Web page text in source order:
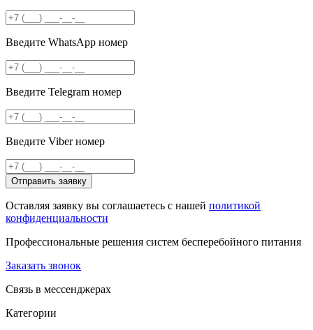
Введите WhatsApp номер
Введите Telegram номер
Введите Viber номер
Отправить заявку
Оставляя заявку вы соглашаетесь с нашей политикой
конфиденциальности
Профессиональные решения систем бесперебойного питания
Заказать звонок
Связь в мессенджерах
Категории